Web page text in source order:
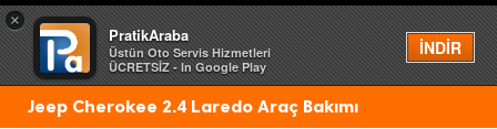
×
PratikAraba
Üstün Oto Servis Hizmetleri
ÜCRETSİZ - In Google Play
İNDİR
Menü
Jeep Cherokee 2.4 Laredo Araç Bakımı